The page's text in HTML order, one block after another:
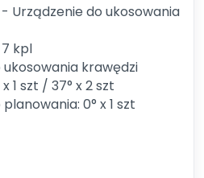
Urządzenie do ukosowania
kpl
krawędzi
1 szt / 37° x 2 szt
0° x 1 szt